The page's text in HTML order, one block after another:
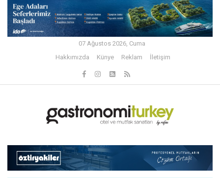
07 Ağustos 2026, Cuma
Hakkımızda
Künye Reklam İletişim